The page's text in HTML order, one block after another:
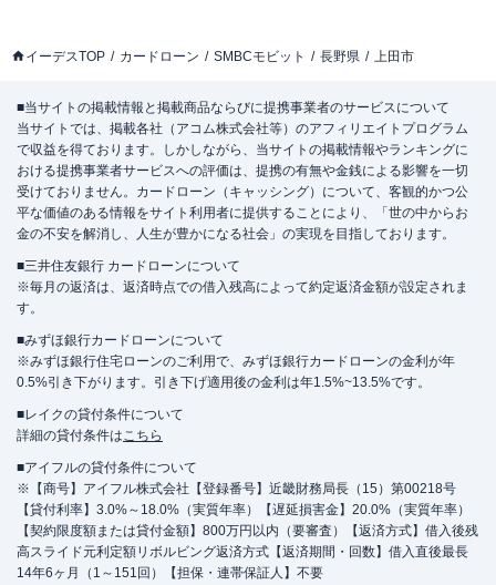
イーデスTOP カードローン SMBCモビット 長野県 上田市
■当サイトの掲載情報と掲載商品ならびに提携事業者のサービスについて
当サイトでは、掲載各社（アコム株式会社等）のアフィリエイトプログラム
で収益を得ております。しかしながら、当サイトの掲載情報やランキングに
おける提携事業者サービスへの評価は、提携の有無や金銭による影響を一切
受けておりません。カードローン（キャッシング）について、客観的かつ公
平な価値のある情報をサイト利用者に提供することにより、「世の中からお
金の不安を解消し、人生が豊かになる社会」の実現を目指しております。
■三井住友銀行 カードローンについて
※毎月の返済は、返済時点での借入残高によって約定返済金額が設定されま
す。
■みずほ銀行カードローンについて
※みずほ銀行住宅ローンのご利用で、みずほ銀行カードローンの金利が年
0.5%引き下がります。引き下げ適用後の金利は年1.5%~13.5%です。
■レイクの貸付条件について
詳細の貸付条件はこちら
■アイフルの貸付条件について
※【商号】アイフル株式会社【登録番号】近畿財務局長（15）第00218号
【貸付利率】3.0%～18.0%（実質年率）【遅延損害金】20.0%（実質年率）
【契約限度額または貸付金額】800万円以内（要審査）【返済方式】借入後残
高スライド元利定額リボルビング返済方式【返済期間・回数】借入直後最長
14年6ヶ月（1～151回）【担保・連帯保証人】不要